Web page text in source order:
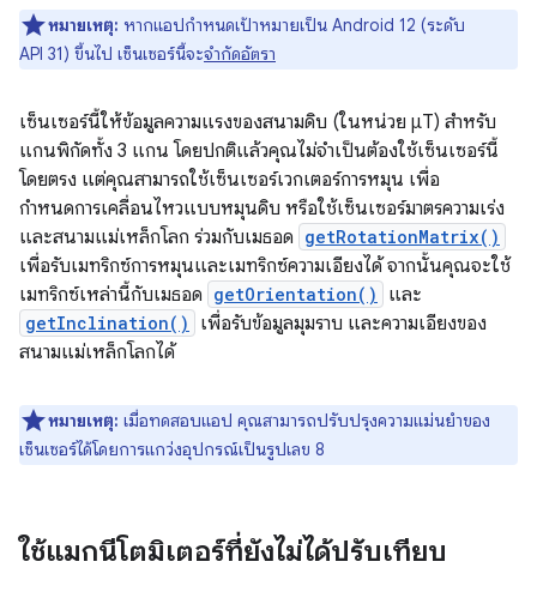
หมายเหตุ: หากแอปกำหนดเป้าหมายเป็น Android 12 (ระดับ
API 31) ขึ้นไป เซ็นเซอร์นี้จะจำกัดอัตรา
เซ็นเซอร์นี้ให้ข้อมูลความแรงของสนามดิบ (ในหน่วย μT) สำหรับ
แกนพิกัดทั้ง 3 แกน โดยปกติแล้วคุณไม่จำเป็นต้องใช้เซ็นเซอร์นี้
โดยตรง แต่คุณสามารถใช้เซ็นเซอร์เวกเตอร์การหมุน เพื่อ
กำหนดการเคลื่อนไหวแบบหมุนดิบ หรือใช้เซ็นเซอร์มาตรความเร่ง
และสนามแม่เหล็กโลก ร่วมกับเมธอด getRotationMatrix()
เพื่อรับเมทริกซ์การหมุนและเมทริกซ์ความเอียงได้ จากนั้นคุณจะใช้
เมทริกซ์เหล่านี้กับเมธอด getOrientation() และ
getInclination()
เพื่อรับข้อมูลมุมราบ และความเอียงของ
สนามแม่เหล็กโลกได้
หมายเหตุ: เมื่อทดสอบแอป คุณสามารถปรับปรุงความแม่นยำของ
เซ็นเซอร์ได้โดยการแกว่งอุปกรณ์เป็นรูปเลข 8
ใช้แมกนีโตมิเตอร์ที่ยังไม่ได้ปรับเทียบ